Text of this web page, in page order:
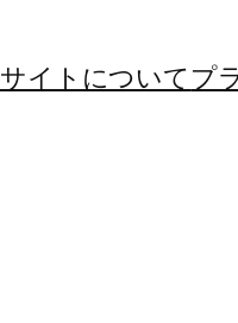
サイトについてプ